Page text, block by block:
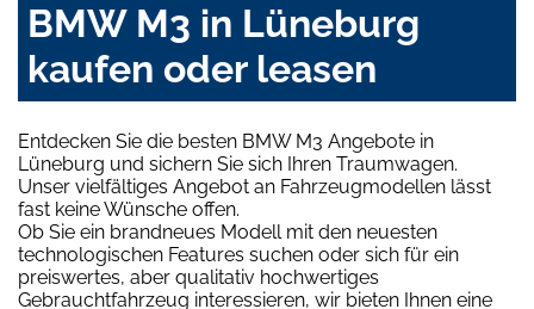
BMW M3 in Lüneburg
kaufen oder leasen
Entdecken Sie die besten BMW M3 Angebote in
Lüneburg und sichern Sie sich Ihren Traumwagen.
Unser vielfältiges Angebot an Fahrzeugmodellen lässt
fast keine Wünsche offen.
Ob Sie ein brandneues Modell mit den neuesten
technologischen Features suchen oder sich für ein
preiswertes, aber qualitativ hochwertiges
Gebrauchtfahrzeug interessieren, wir bieten Ihnen eine